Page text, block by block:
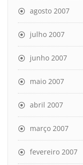
agosto 2007
julho 2007
junho 2007
maio 2007
abril 2007
março 2007
fevereiro 2007